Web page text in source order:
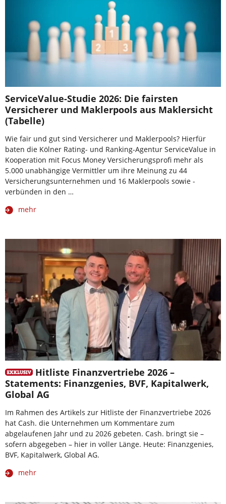
ServiceValue-Studie 2026: Die fairsten
Versicherer und Maklerpools aus Maklersicht
(Tabelle)
Wie fair und gut sind Versicherer und Maklerpools? Hierfür
baten die Kölner Rating- und Ranking-Agentur ServiceValue in
Kooperation mit Focus Money Versicherungsprofi mehr als
5.000 unabhängige Vermittler um ihre Meinung zu 44
Versicherungsunternehmen und 16 Maklerpools sowie -
verbünden in den …
mehr
Hitliste Finanzvertriebe 2026 –
Statements: Finanzgenies, BVF, Kapitalwerk,
Global AG
Im Rahmen des Artikels zur Hitliste der Finanzvertriebe 2026
hat Cash. die Unternehmen um Kommentare zum
abgelaufenen Jahr und zu 2026 gebeten. Cash. bringt sie –
sofern abgegeben – hier in voller Länge. Heute: Finanzgenies,
BVF, Kapitalwerk, Global AG.
mehr